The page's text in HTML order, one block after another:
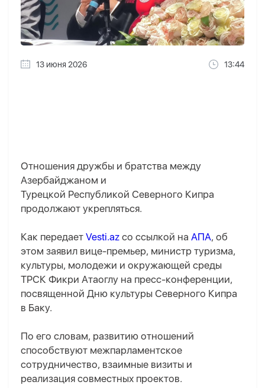
13 июня 2026 13:44
Отношения дружбы и братства между
Азербайджаном и
Турецкой Республикой Северного Кипра
продолжают укрепляться.
Как передает Vesti.az со ссылкой на АПА, об
этом заявил вице-премьер, министр туризма,
культуры, молодежи и окружающей среды
ТРСК Фикри Атаоглу на пресс-конференции,
посвященной Дню культуры Северного Кипра
в Баку.
По его словам, развитию отношений
способствуют межпарламентское
сотрудничество, взаимные визиты и
реализация совместных проектов.